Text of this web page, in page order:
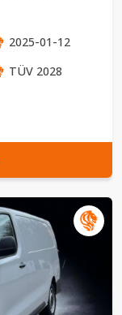
2025-01-12
TÜV 2028